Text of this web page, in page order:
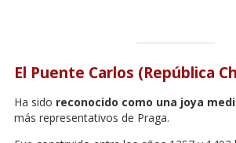
El Puente Carlos (República
Ha sido reconocido como una joya
más representativos de Praga.